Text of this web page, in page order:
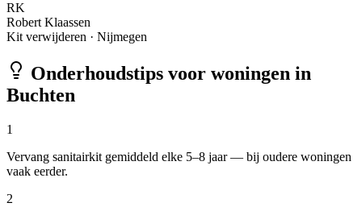
RK
Robert Klaassen
Kit verwijderen · Nijmegen
Onderhoudstips voor woningen in
Buchten
1
Vervang sanitairkit gemiddeld elke 5–8 jaar — bij oudere woningen
vaak eerder.
2